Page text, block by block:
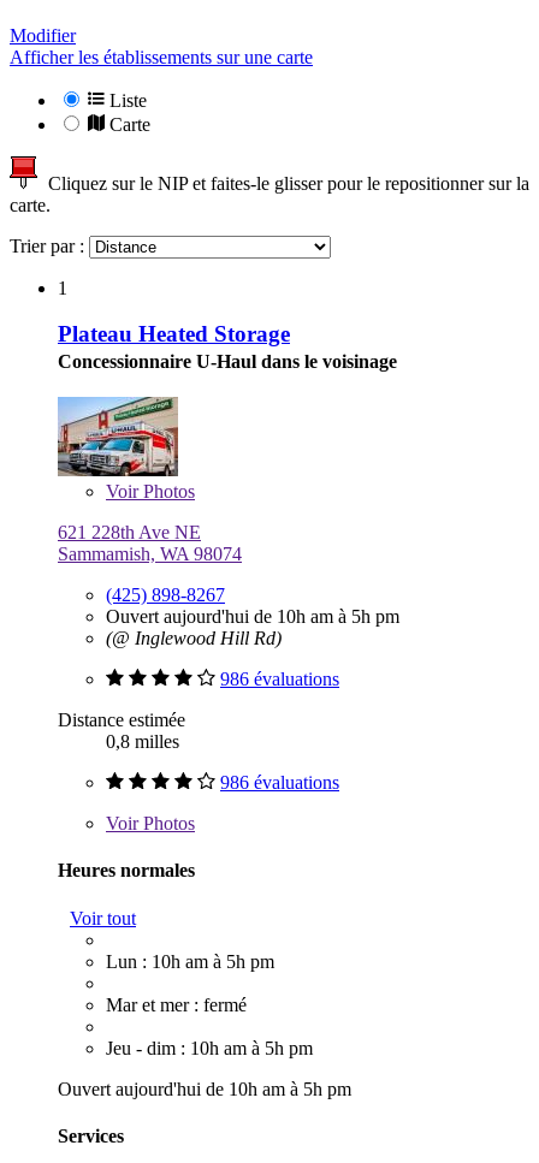
Modifier
Afficher les établissements sur une carte
Liste
Carte
Cliquez sur le NIP et faites-le glisser pour le repositionner sur la
carte.
Trier par :
1
Plateau Heated Storage
Concessionnaire U-Haul dans le voisinage
VoirPhotos
621 228th Ave NE
Sammamish, WA 98074
(425) 898-8267
Ouvert aujourd'hui de 10h am à 5h pm
(@ Inglewood Hill Rd)
986 évaluations
Distance estimée
0,8 milles
986 évaluations
VoirPhotos
Heures normales
Voir tout
Lun : 10h am à 5h pm
Mar et mer : fermé
Jeu - dim : 10h am à 5h pm
Ouvert aujourd'hui de 10h am à 5h pm
Services